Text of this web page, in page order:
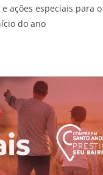
ações especiais para
do ano